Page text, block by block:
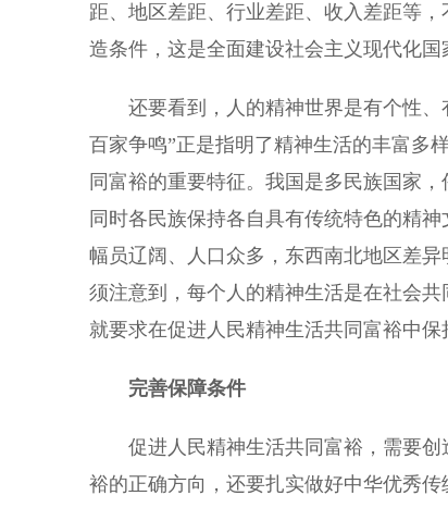
距、地区差距、行业差距、收入差距等
造条件，这是全面建设社会主义现代化国
还要看到，人的精神世界是有个性、
百家争鸣”正是指明了精神生活的丰富多
同富裕的重要特征。我国是多民族国家
同时各民族保持各自具有传统特色的精
幅员辽阔、人口众多，东西南北地区差
须注意到，每个人的精神生活是在社会
就要求在促进人民精神生活共同富裕中
完善保障条件
促进人民精神生活共同富裕，需要创
裕的正确方向，还要扎实做好中华优秀